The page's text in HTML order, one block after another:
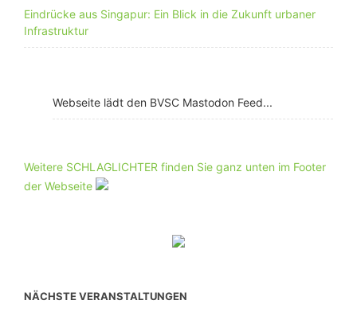
Eindrücke aus Singapur: Ein Blick in die Zukunft urbaner
Infrastruktur
Webseite lädt den BVSC Mastodon Feed...
Weitere SCHLAGLICHTER finden Sie ganz unten im Footer
der Webseite
NÄCHSTE VERANSTALTUNGEN